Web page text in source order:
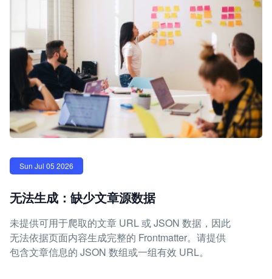
Sun Jul 05 2026
无法生成：缺少文章源数据
未提供可用于爬取的文章 URL 或 JSON 数据，因此
无法依据页面内容生成完整的 Frontmatter。请提供
包含文章信息的 JSON 数组或一组有效 URL。